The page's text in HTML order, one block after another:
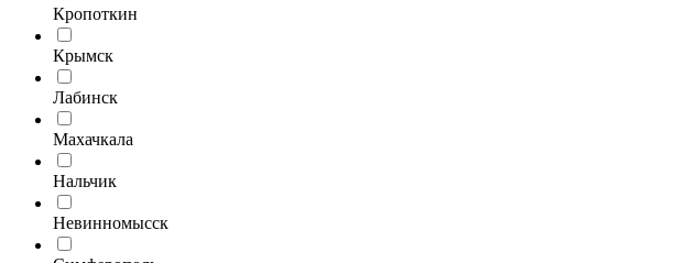
Кропоткин
Крымск
Лабинск
Махачкала
Нальчик
Невинномысск